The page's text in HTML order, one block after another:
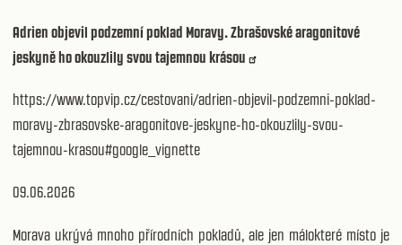
Adrien objevil podzemní poklad Moravy. Zbrašovské aragonitové
jeskyně ho okouzlily svou tajemnou krásou
https://www.topvip.cz/cestovani/adrien-objevil-podzemni-poklad-
moravy-zbrasovske-aragonitove-jeskyne-ho-okouzlily-svou-
tajemnou-krasou#google_vignette
09.06.2026
Morava ukrývá mnoho přírodních pokladů, ale jen málokteré místo je